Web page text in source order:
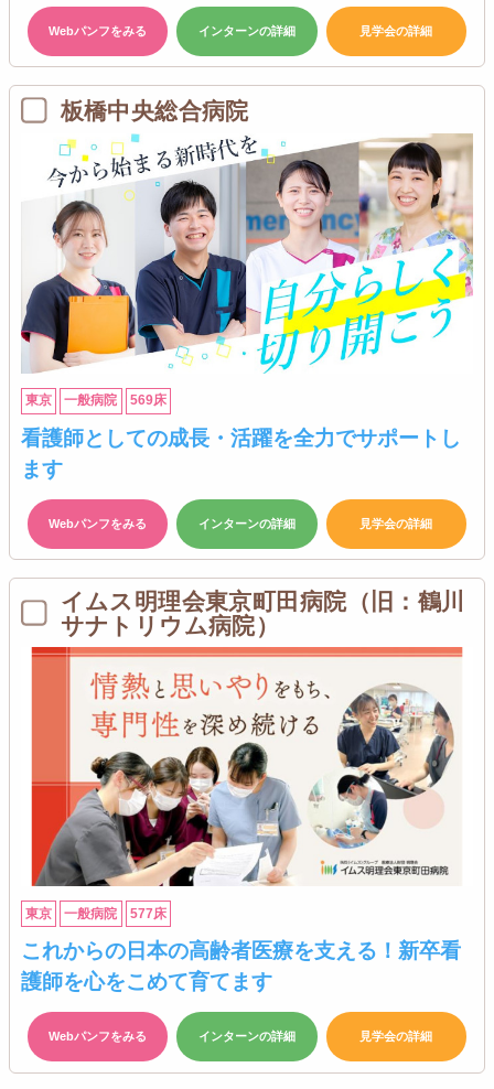
Webパンフをみる インターンの詳細 見学会の詳細
板橋中央総合病院
東京 一般病院 569床
看護師としての成長・活躍を全力でサポートし
ます
Webパンフをみる インターンの詳細 見学会の詳細
イムス明理会東京町田病院（旧：鶴川
サナトリウム病院）
東京 一般病院 577床
これからの日本の高齢者医療を支える！新卒看
護師を心をこめて育てます
Webパンフをみる インターンの詳細 見学会の詳細